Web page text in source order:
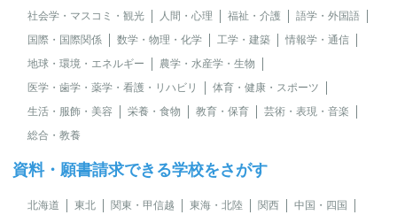
社会学・マスコミ・観光
人間・心理 福祉・介護
語学・外国語
国際・国際関係
数学・物理・化学 工学・建築
情報学・通信
地球・環境・エネルギー
農学・水産学・生物
医学・歯学・薬学・看護・リハビリ
体育・健康・スポーツ
生活・服飾・美容
栄養・食物 教育・保育
芸術・表現・音楽
総合・教養
資料・願書請求できる学校をさがす
北海道 東北 関東・甲信越 東海・北陸 関西
中国・四国